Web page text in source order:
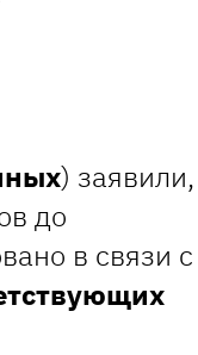
) заявили,
до
в связи с